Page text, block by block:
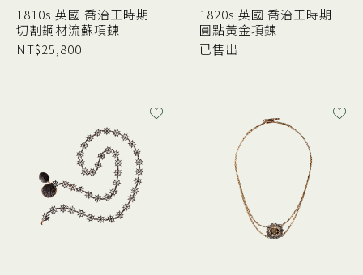
1810s 英國 喬治王時期
切割鋼材流蘇項鍊
NT$25,800
1820s 英國 喬治王時期
圓點黃金項鍊
已售出